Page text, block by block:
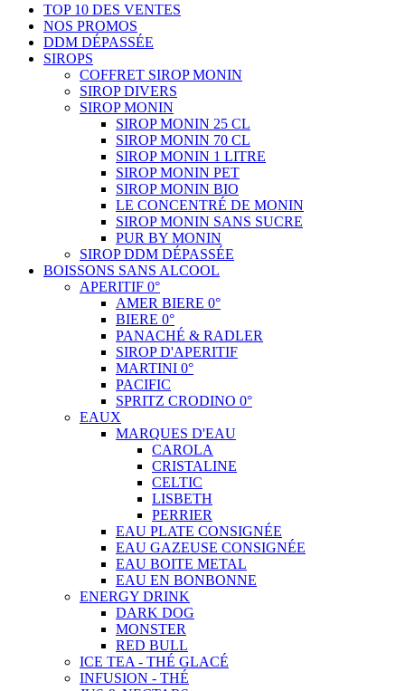
TOP 10 DES VENTES
NOS PROMOS
DDM DÉPASSÉE
SIROPS
COFFRET SIROP MONIN
SIROP DIVERS
SIROP MONIN
SIROP MONIN 25 CL
SIROP MONIN 70 CL
SIROP MONIN 1 LITRE
SIROP MONIN PET
SIROP MONIN BIO
LE CONCENTRÉ DE MONIN
SIROP MONIN SANS SUCRE
PUR BY MONIN
SIROP DDM DÉPASSÉE
BOISSONS SANS ALCOOL
APERITIF 0°
AMER BIERE 0°
BIERE 0°
PANACHÉ & RADLER
SIROP D'APERITIF
MARTINI 0°
PACIFIC
SPRITZ CRODINO 0°
EAUX
MARQUES D'EAU
CAROLA
CRISTALINE
CELTIC
LISBETH
PERRIER
EAU PLATE CONSIGNÉE
EAU GAZEUSE CONSIGNÉE
EAU BOITE METAL
EAU EN BONBONNE
ENERGY DRINK
DARK DOG
MONSTER
RED BULL
ICE TEA - THÉ GLACÉ
INFUSION - THÉ